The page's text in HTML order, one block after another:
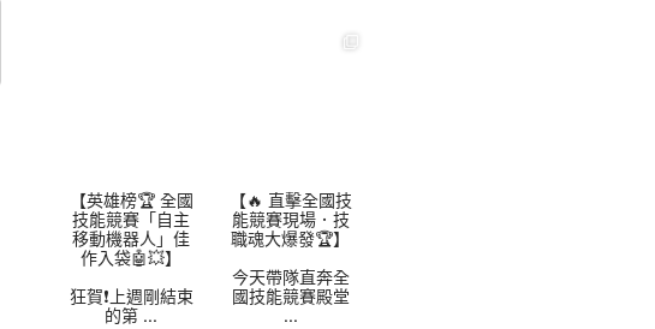
【英雄榜🏆 全國
技能競賽「自主
移動機器人」佳
作入袋🤖💥】
狂賀❗上週剛結束
的第 ...
【🔥 直擊全國技
能競賽現場．技
職魂大爆發🏆】
今天帶隊直奔全
國技能競賽殿堂
...